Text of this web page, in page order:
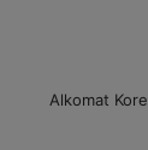
Alkomat